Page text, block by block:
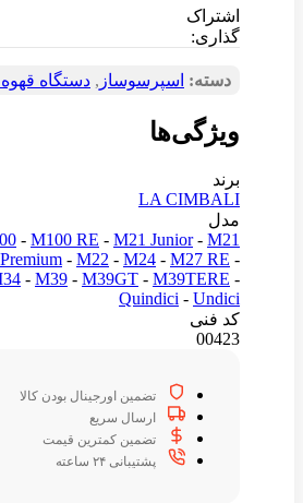
اشتراک
گذاری:
دسته: اسپرسوساز , دستگاه
ویژگی‌ها
برند
LA CIMBALI
مدل
- M100 RE - M21 Junior- M21
- M22 - M24 - M27 RE -
- M39 - M39GT - M39TERE -
Quindici - Undici
کد فنی
00423
تضمین اورجینال بودن کالا
ارسال سریع
تضمین کمترین قیمت
پشتیبانی ۲۴ ساعته